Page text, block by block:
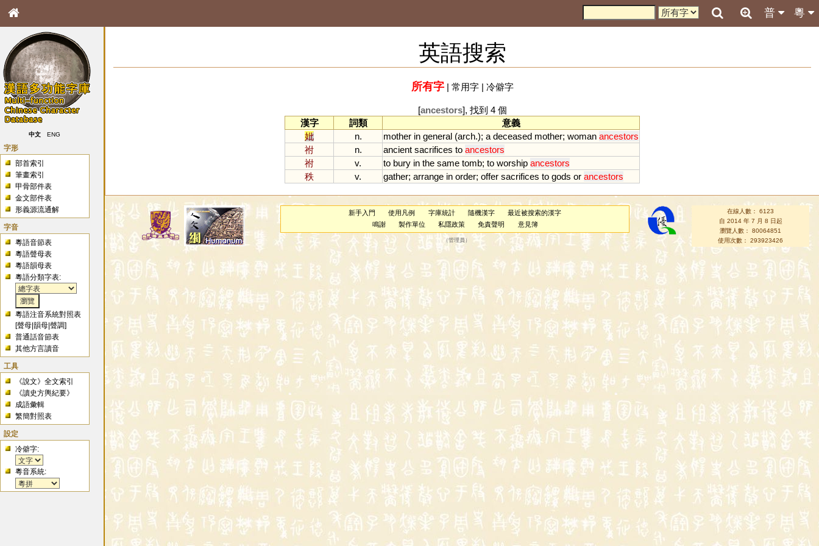
粵
普
中文 ENG
字形
部首索引
筆畫索引
甲骨部件表
金文部件表
形義源流通解
字音
粵語音節表
粵語聲母表
粵語韻母表
粵語分類字表:
粵語注音系統對照表
[聲母 |韻母 |聲調]
普通話音節表
其他方言讀音
工具
《說文》全文索引
《讀史方輿紀要》
成語彙輯
繁簡對照表
設定
冷僻字:
粵音系統:
英語搜索
所有字| 常用字| 冷僻字
[ancestors], 找到 4 個
漢字
詞類
意義
妣
n. mother in general (arch.); a deceased mother; woman ancestors
祔
n. ancient sacrifices to ancestors
祔
v. to bury in the same tomb; to worship ancestors
秩
v. gather; arrange in order; offer sacrifices to gods or ancestors
新手入門 使用凡例 字庫統計 隨機漢字
最近被搜索的漢字
鳴謝
製作單位 私隱政策 免責聲明 意見簿
（管理員 ）
在線人數： 6123
自 2014 年 7 月 8 日起
瀏覽人數： 80064851
使用次數： 293923426